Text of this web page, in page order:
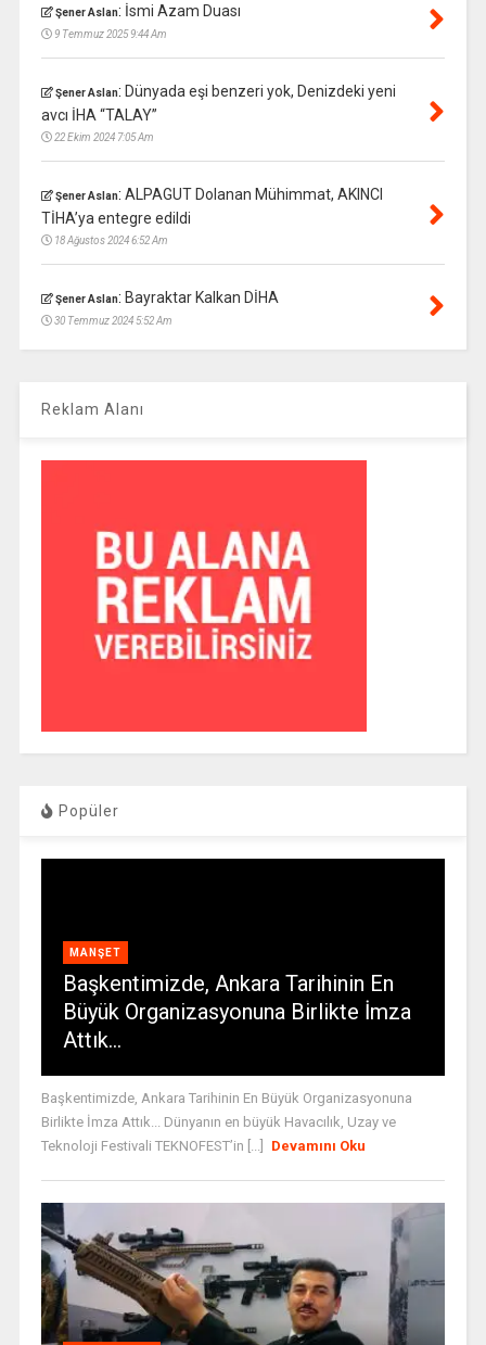
Şener Aslan: İsmi Azam Duası
9 Temmuz 2025 9:44 Am
Şener Aslan: Dünyada eşi benzeri yok, Denizdeki yeni
avcı İHA “TALAY”
22 Ekim 2024 7:05 Am
Şener Aslan: ALPAGUT Dolanan Mühimmat, AKINCI
TİHA’ya entegre edildi
18 Ağustos 2024 6:52 Am
Şener Aslan: Bayraktar Kalkan DİHA
30 Temmuz 2024 5:52 Am
Reklam Alanı
Popüler
MANŞET
Başkentimizde, Ankara Tarihinin En
Büyük Organizasyonuna Birlikte İmza
Attık…
Başkentimizde, Ankara Tarihinin En Büyük Organizasyonuna
Birlikte İmza Attık... Dünyanın en büyük Havacılık, Uzay ve
Teknoloji Festivali TEKNOFEST’in [...]
Devamını Oku